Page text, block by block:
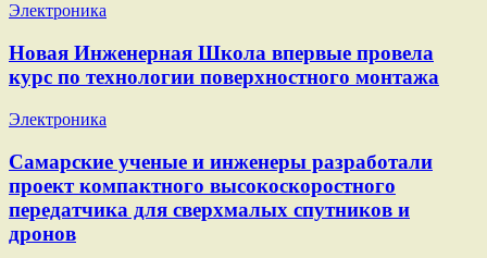
Электроника
Новая Инженерная Школа впервые провела
курс по технологии поверхностного монтажа
Электроника
Самарские ученые и инженеры разработали
проект компактного высокоскоростного
передатчика для сверхмалых спутников и
дронов